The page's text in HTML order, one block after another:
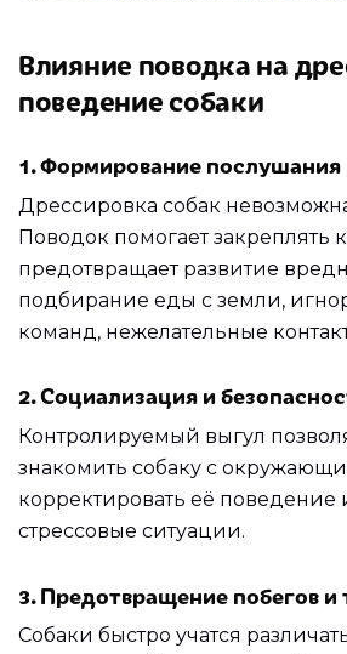
Влияние поводка на
поведение собаки
1. Формирование послушания
Дрессировка собак
Поводок помогает закреплять
предотвращает развитие
подбирание еды с земли,
команд, нежелательные
2. Социализация и
Контролируемый выгул
знакомить собаку с
корректировать её поведение
стрессовые ситуации.
3. Предотвращение побегов и
Собаки быстро учатся